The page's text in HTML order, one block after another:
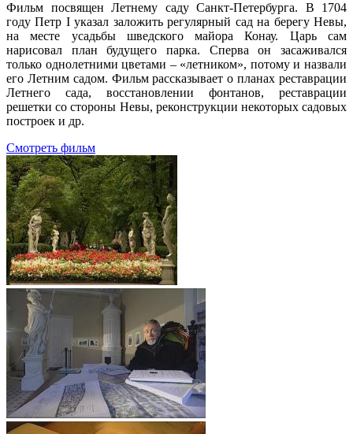
Фильм посвящен Летнему саду Санкт-Петербурга. В 1704
году Петр I указал заложить регулярный сад на берегу Невы,
на месте усадьбы шведского майора Конау. Царь сам
нарисовал план будущего парка. Сперва он засаживался
только однолетними цветами – «летником», потому и назвали
его Летним садом. Фильм рассказывает о планах реставрации
Летнего сада, восстановлении фонтанов, реставрации
решетки со стороны Невы, реконструкции некоторых садовых
построек и др.
Смотреть фильм